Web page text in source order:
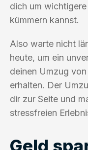
dich um
kümmern kannst.
Also warte nicht
heute, um ein
deinen Umzug
erhalten. Der
dir zur Seite und
stressfreien
Geld